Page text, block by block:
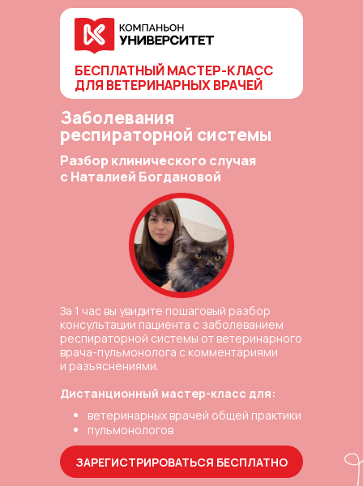
ЗАРЕГИСТРИРОВАТЬСЯ БЕСПЛАТНО
За 1 час вы увидите пошаговый разбор
консультации пациента с заболеванием
респираторной системы от ветеринарного
врача-пульмонолога с комментариями
и разъяснениями.
Дистанционный мастер-класс для:
Заболевания
респираторной системы
Разбор клинического случая
с Наталией Богдановой
БЕСПЛАТНЫЙ МАСТЕР-КЛАСС
ДЛЯ ВЕТЕРИНАРНЫХ ВРАЧЕЙ
ветеринарных врачей общей практики
пульмонологов